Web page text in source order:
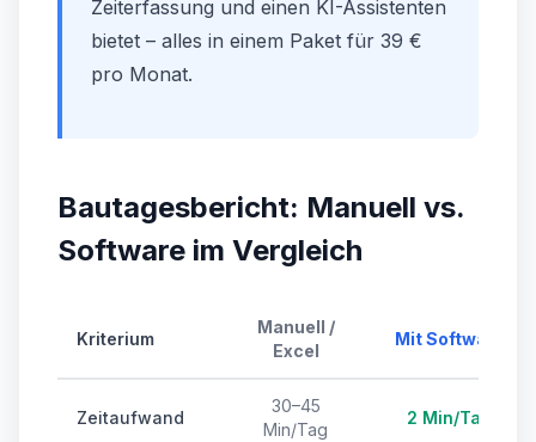
Zeiterfassung und einen KI-Assistenten
bietet – alles in einem Paket für 39 €
pro Monat.
Bautagesbericht: Manuell vs.
Software im Vergleich
Kriterium
Manuell /
Excel
Mit Software
Zeitaufwand
30–45
Min/Tag
2 Min/Tag